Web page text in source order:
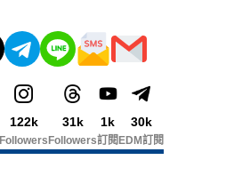
122k
Followers
31k
Followers
1k
訂閱
30k
EDM訂閱